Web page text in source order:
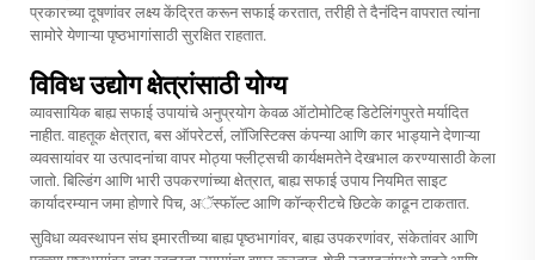
प्रकारच्या दूषणांवर लक्ष्य केंद्रित करून सफाई करतात, तरीही ते दैनंदिन वापरात त्यांना
सामोरे येणाऱ्या पृष्ठभागांसाठी सुरक्षित राहतात.
विविध उद्योग क्षेत्रांसाठी योग्य
व्यावसायिक बाह्य सफाई उपायांचे अनुप्रयोग केवळ ऑटोमोटिव्ह डिटेलिंगपुरते मर्यादित
नाहीत. वाहतूक क्षेत्रात, बस ऑपरेटर्स, लॉजिस्टिक्स कंपन्या आणि कार भाड्याने देणाऱ्या
व्यवसायांवर या उत्पादनांचा वापर मोठ्या फ्लीट्सची कार्यक्षमतेने देखभाल करण्यासाठी केला
जातो. बिल्डिंग आणि भारी उपकरणांच्या क्षेत्रात, बाह्य सफाई उपाय नियमित साइट
कार्यादरम्यान जमा होणारे पिच, अॅस्फॉल्ट आणि कॉन्क्रीटचे छिटके काढून टाकतात.
सुविधा व्यवस्थापन संघ इमारतीच्या बाह्य पृष्ठभागांवर, बाह्य उपकरणांवर, संकेतांवर आणि